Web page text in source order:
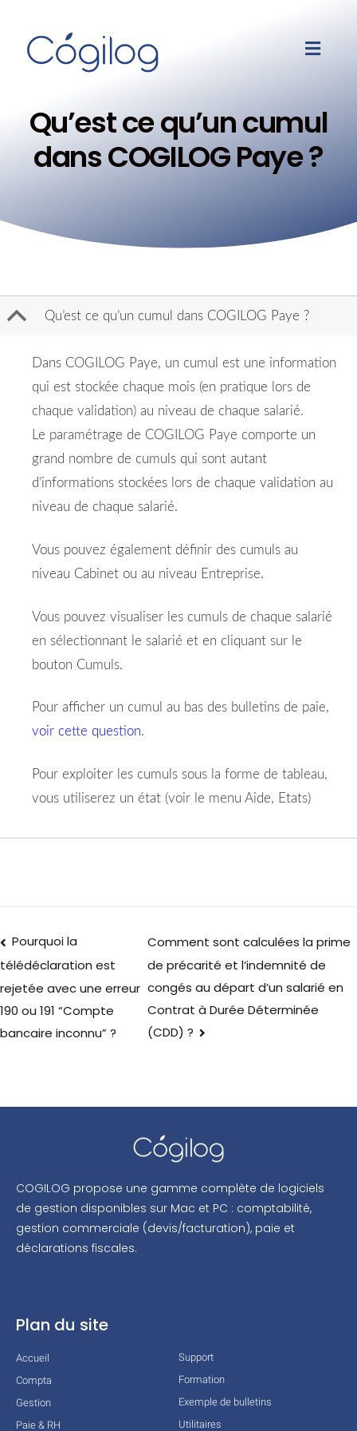
Qu’est ce qu’un cumul
dans COGILOG Paye ?
B Qu’est ce qu’un cumul dans COGILOG Paye ?
Dans COGILOG Paye, un cumul est une information
qui est stockée chaque mois (en pratique lors de
chaque validation) au niveau de chaque salarié.
Le paramétrage de COGILOG Paye comporte un
grand nombre de cumuls qui sont autant
d’informations stockées lors de chaque validation au
niveau de chaque salarié.
Vous pouvez également définir des cumuls au
niveau Cabinet ou au niveau Entreprise.
Vous pouvez visualiser les cumuls de chaque salarié
en sélectionnant le salarié et en cliquant sur le
bouton Cumuls.
Pour afficher un cumul au bas des bulletins de paie,
voir cette question.
Pour exploiter les cumuls sous la forme de tableau,
vous utiliserez un état (voir le menu Aide, Etats)
Pourquoi la
télédéclaration est
rejetée avec une erreur
190 ou 191 “Compte
bancaire inconnu” ?
Comment sont calculées la prime
de précarité et l’indemnité de
congés au départ d’un salarié en
Contrat à Durée Déterminée
(CDD) ?
COGILOG propose une gamme complète de logiciels
de gestion disponibles sur Mac et PC : comptabilité,
gestion commerciale (devis/facturation), paie et
déclarations fiscales.
Plan du site
Accueil
Compta
Gestion
Paie & RH
Support
Formation
Exemple de bulletins
Utilitaires